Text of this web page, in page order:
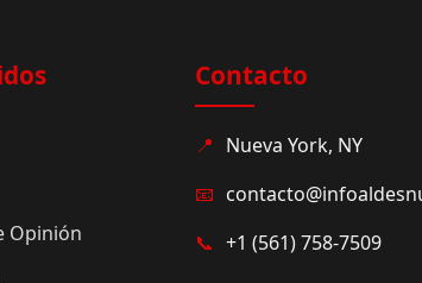
Opinión
Contacto
📍 Nueva York, NY
📧
📞 +1 (561) 758-7509